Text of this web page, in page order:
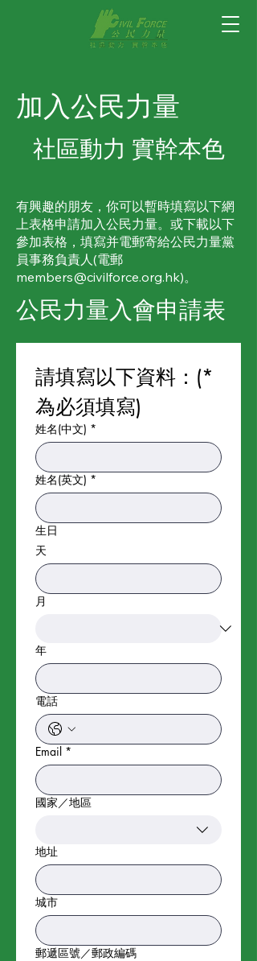
加入公民力量
社區動力 實幹本色
有興趣的朋友，你可以暫時填寫以下網
上表格申請加入公民力量。或下載以下
參加表格，填寫并電郵寄給公民力量黨
員事務負責人(電郵
members@civilforce.org.hk)。
公民力量入會申請表
請填寫以下資料：(*
為必須填寫)
姓名(中文) *
姓名(英文) *
生日
天
月
年
電話
Email *
多行地址
國家／地區
地址
城市
郵遞區號／郵政編碼